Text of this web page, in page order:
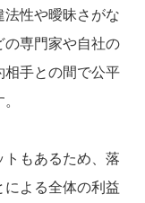
法性や曖昧さがな
の専門家や自社の
相手との間で公平
トもあるため、落
による全体の利益